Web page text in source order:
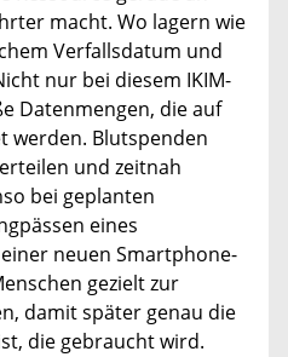
macht. Wo lagern wie
Verfallsdatum und
nur bei diesem IKIM-
Datenmengen, die auf
werden. Blutspenden
und zeitnah
bei geplanten
eines
neuen Smartphone-
gezielt zur
damit später genau die
die gebraucht wird.